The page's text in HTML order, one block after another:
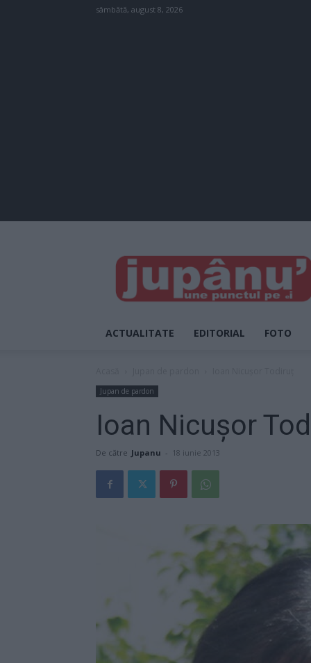
sâmbătă, august 8, 2026
JUPÂNU'
ACTUALITATE EDITORIAL FOTO
Jupan de pardon
Ioan Nicuşor
De către Jupanu - 18 iunie 2013